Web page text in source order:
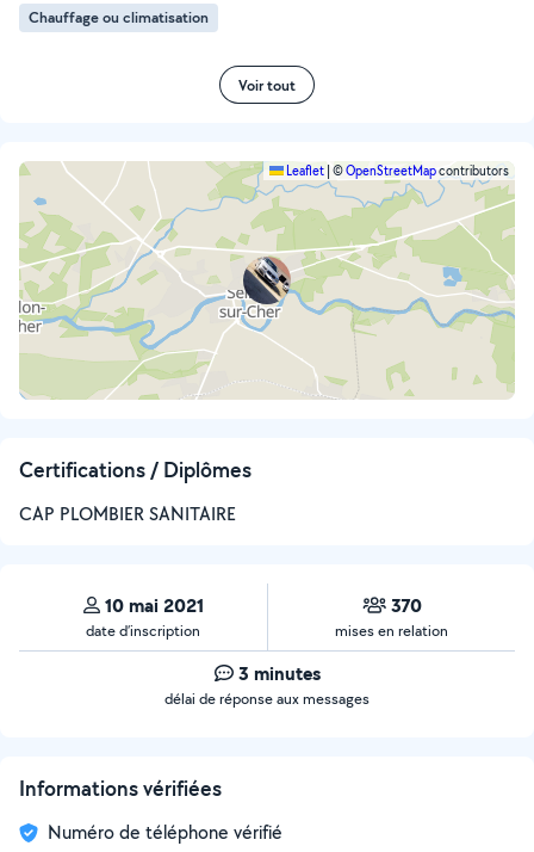
Chauffage ou climatisation
Voir tout
Leaflet ©OpenStreetMapcontributors
Certifications / Diplômes
CAP PLOMBIER SANITAIRE
10 mai 2021
date d’inscription
370
mises en relation
3 minutes
délai de réponse aux messages
Informations vérifiées
Numéro de téléphone vérifié